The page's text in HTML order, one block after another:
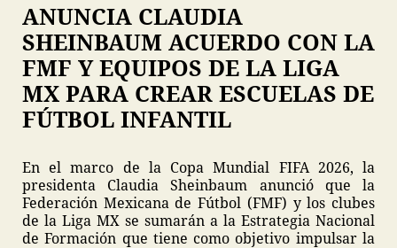
ANUNCIA CLAUDIA
SHEINBAUM ACUERDO CON LA
FMF Y EQUIPOS DE LA LIGA
MX PARA CREAR ESCUELAS DE
FÚTBOL INFANTIL
En el marco de la Copa Mundial FIFA 2026, la
presidenta Claudia Sheinbaum anunció que la
Federación Mexicana de Fútbol (FMF) y los clubes
de la Liga MX se sumarán a la Estrategia Nacional
de Formación que tiene como objetivo impulsar la